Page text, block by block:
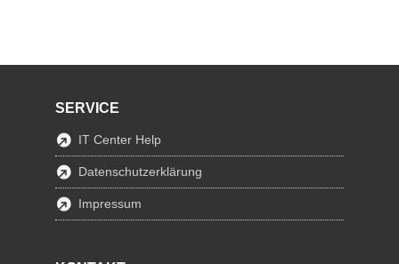
SERVICE
IT Center Help
Datenschutzerklärung
Impressum